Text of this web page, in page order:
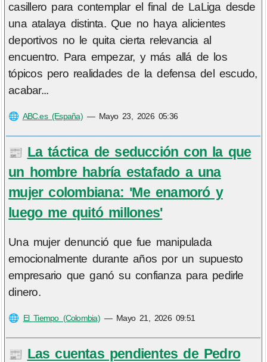
casillero para contemplar el final de LaLiga desde
una atalaya distinta. Que no haya alicientes
deportivos no le quita cierta relevancia al
encuentro. Para empezar, y más allá de los
tópicos pero realidades de la defensa del escudo,
acabar...
🌐 ABC.es (España)— Mayo 23, 2026 05:36
📰 La táctica de seducción con la que
un hombre habría estafado a una
mujer colombiana: 'Me enamoró y
luego me quitó millones'
Una mujer denunció que fue manipulada
emocionalmente durante años por un supuesto
empresario que ganó su confianza para pedirle
dinero.
🌐 El Tiempo (Colombia)— Mayo 21, 2026 09:51
📰 Las cuentas pendientes de Pedro